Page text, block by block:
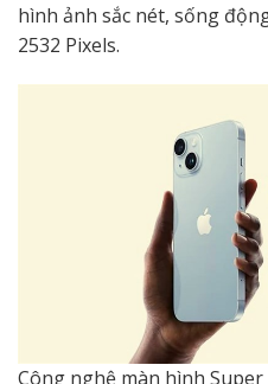
hình ảnh sắc nét, sống
2532 Pixels.
Công nghệ màn hình Super